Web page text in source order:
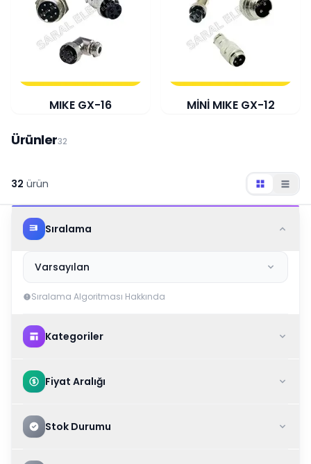
MIKE GX-16 MİNİ MIKE GX-12
Ürünler32
32 ürün
Sıralama
Varsayılan
Sıralama Algoritması Hakkında
Kategoriler
Fiyat Aralığı
Stok Durumu